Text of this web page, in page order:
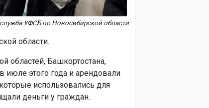
УФСБ по Новосибирской области
области.
областей, Башкортостана,
этого года и арендовали
использовались для
деньги у граждан.